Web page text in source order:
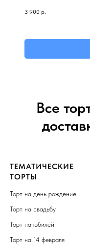
3 900 р.
Все
ТЕМАТИЧЕСКИЕ
ТОРТЫ
Торт на день рождение
Торт на свадьбу
Торт на юбилей
Торт на 14 февраля